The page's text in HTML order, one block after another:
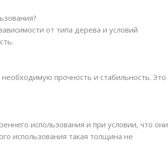
от типа дерева и условий
прочность и стабильность. Это
использования и при условии, что они
использования такая толщина не